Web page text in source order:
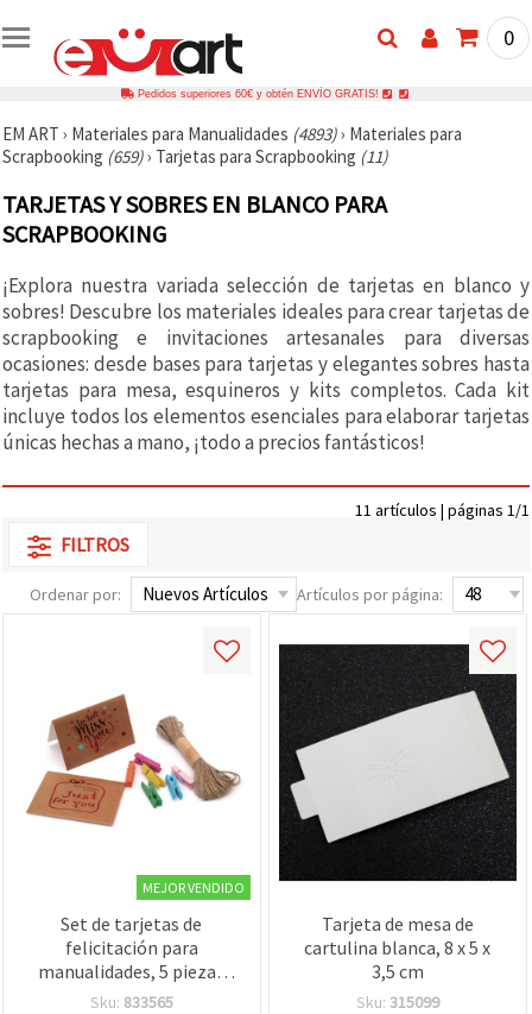
0
Pedidos superiores 60€ y obtén ENVÍO GRATIS!
EM ART › Materiales para Manualidades (4893)› Materiales para
Scrapbooking (659)› Tarjetas para Scrapbooking (11)
TARJETAS Y SOBRES EN BLANCO PARA
SCRAPBOOKING
¡Explora nuestra variada selección de tarjetas en blanco y
sobres! Descubre los materiales ideales para crear tarjetas de
scrapbooking e invitaciones artesanales para diversas
ocasiones: desde bases para tarjetas y elegantes sobres hasta
tarjetas para mesa, esquineros y kits completos. Cada kit
incluye todos los elementos esenciales para elaborar tarjetas
únicas hechas a mano, ¡todo a precios fantásticos!
11 artículos | páginas 1/1
FILTROS
Ordenar por: Artículos por página:
MEJOR VENDIDO
Set de tarjetas de
felicitación para
manualidades, 5 piezas
con 10 pinzas y cordel de
Sku: 833565
Tarjeta de mesa de
cartulina blanca, 8 x 5 x
3,5 cm
Sku: 315099